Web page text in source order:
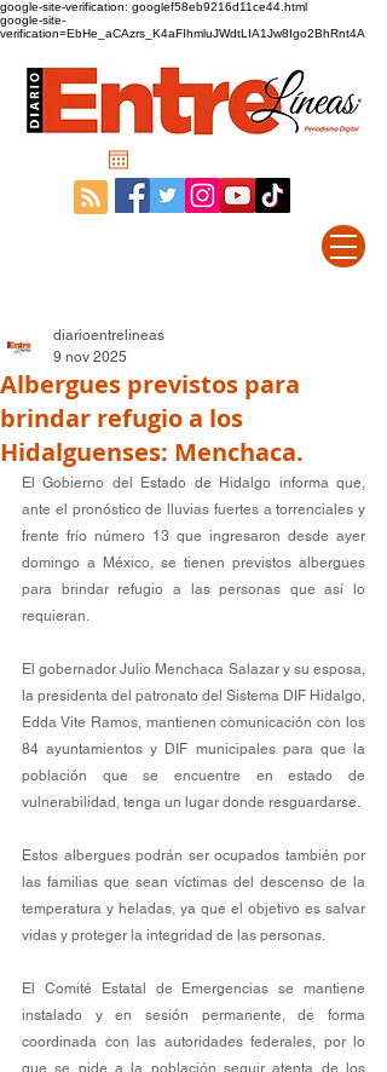
google-site-verification: googlef58eb9216d11ce44.html
google-site-
verification=EbHe_aCAzrs_K4aFIhmluJWdtLIA1Jw8Igo2BhRnt4A
Albergues previstos para
brindar refugio a los
Hidalguenses: Menchaca.
diarioentrelineas
9 nov 2025
El Gobierno del Estado de Hidalgo informa que,
ante el pronóstico de lluvias fuertes a torrenciales y
frente frío número 13 que ingresaron desde ayer
domingo a México, se tienen previstos albergues
para brindar refugio a las personas que así lo
requieran.
El gobernador Julio Menchaca Salazar y su esposa,
la presidenta del patronato del Sistema DIF Hidalgo,
Edda Vite Ramos, mantienen comunicación con los
84 ayuntamientos y DIF municipales para que la
población que se encuentre en estado de
vulnerabilidad, tenga un lugar donde resguardarse.
Estos albergues podrán ser ocupados también por
las familias que sean víctimas del descenso de la
temperatura y heladas, ya que el objetivo es salvar
vidas y proteger la integridad de las personas.
El Comité Estatal de Emergencias se mantiene
instalado y en sesión permanente, de forma
coordinada con las autoridades federales, por lo
que se pide a la población seguir atenta de los